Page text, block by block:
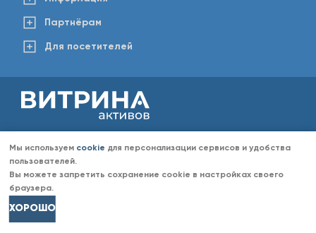
Партнёрам
Для посетителей
является публичной офертой, определяемой положениями Статьи 437 Гражданского кодекса РФ.
Любое копирование информации с сайта разрешено только с согласия администрации «Витрина
информации (объявлений) без объяснений причин отказа.
Долги
Мы используем cookie для персонализации сервисов и удобства
пользователей.
Вы можете запретить сохранение cookie в настройках своего
браузера.
ХОРОШО